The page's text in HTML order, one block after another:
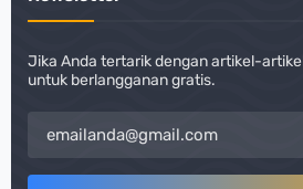
Jika Anda tertarik dengan artikel-
untuk berlangganan gratis.